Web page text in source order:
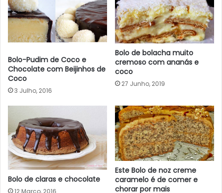
Bolo-Pudim de Coco e
Chocolate com Beijinhos de
Coco
3 Julho, 2016
Bolo de bolacha muito
cremoso com ananás e
coco
27 Junho, 2019
Bolo de claras e chocolate
Este Bolo de noz creme
caramelo é de comer e
chorar por mais